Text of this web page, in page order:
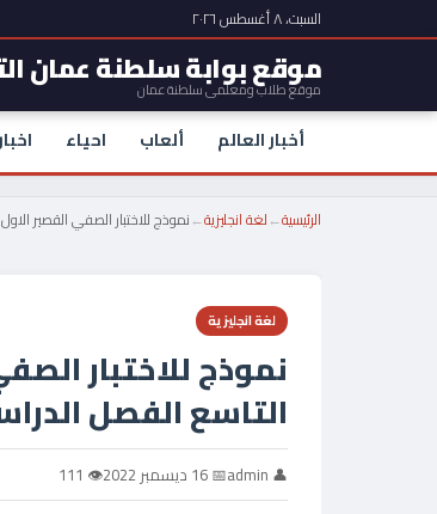
السبت، ٨ أغسطس ٢٠٢٦
موقع بوابة سلطنة عمان
موقع طلاب ومعلمي سلطنة عمان
أخبار العالم ألعاب احياء
الرئيسية←لغة انجليزية←نموذج للاختبار الصفي القصير
لغة انجليزية
نموذج للاختبار
التاسع الفصل
👤 admin 📅 16 ديسمبر 2022 👁 111